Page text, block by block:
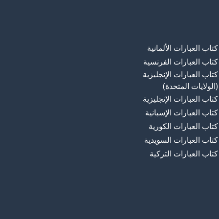
كتاب العبارات الألمانية
كتاب العبارات الفرنسية
كتاب العبارات الإنجليزية
(الولايات المتحدة)
كتاب العبارات الإنجليزية
كتاب العبارات الإسبانية
كتاب العبارات الكورية
كتاب العبارات السويدية
كتاب العبارات التركية